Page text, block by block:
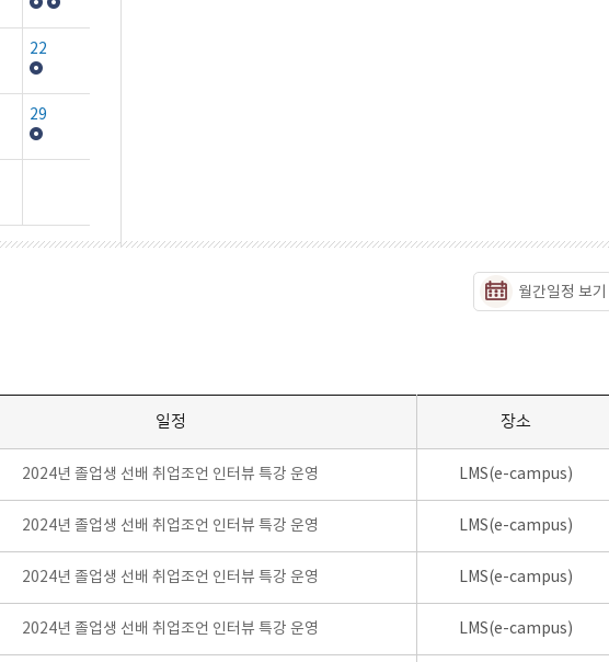
22
29
월간일정 보기
일정 장소
2024년 졸업생 선배 취업조언 인터뷰 특강 운영 LMS(e-campus)
2024년 졸업생 선배 취업조언 인터뷰 특강 운영 LMS(e-campus)
2024년 졸업생 선배 취업조언 인터뷰 특강 운영 LMS(e-campus)
2024년 졸업생 선배 취업조언 인터뷰 특강 운영 LMS(e-campus)